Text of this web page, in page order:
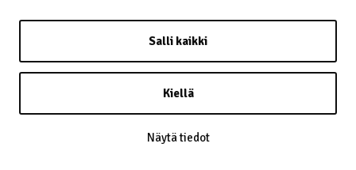
Salli kaikki
Kiellä
Näytä tiedot
Lapin kaste
Lappalainen
Lapsiin kohdistunut häirintä